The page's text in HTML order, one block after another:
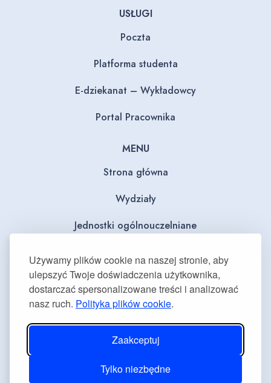
Używamy plików cookie na naszej stronie, aby
ulepszyć Twoje doświadczenia użytkownika,
dostarczać spersonalizowane treści i analizować
nasz ruch. Polityka plików cookie.
Zaakceptuj
Tylko niezbędne
USŁUGI
Poczta
Platforma studenta
E-dziekanat – Wykładowcy
Portal Pracownika
MENU
Strona główna
Wydziały
Jednostki ogólnouczelniane
Dla mediów
Deklaracja dostępności
Plan równości płci